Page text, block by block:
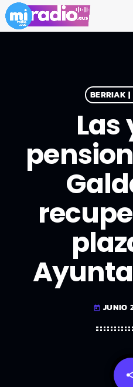
BERRIAK
Las
today JUNIO